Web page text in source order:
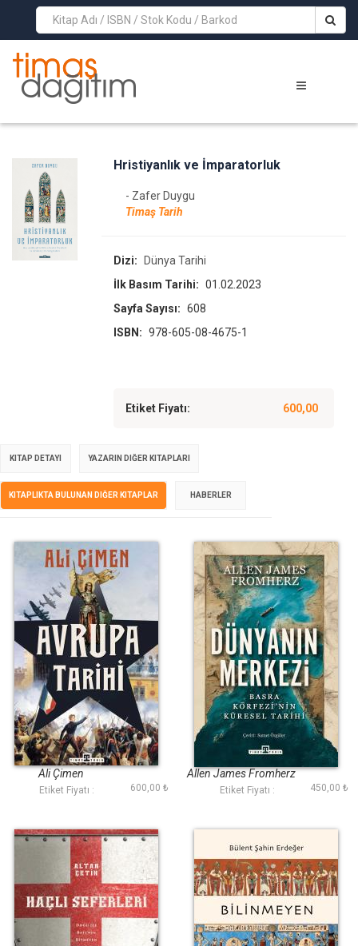
>
Hristiyanlık ve İmparatorluk
- Zafer Duygu
Timaş Tarih
Dizi:
Dünya Tarihi
İlk Basım Tarihi: 01.02.2023
Sayfa Sayısı: 608
ISBN: 978-605-08-4675-1
Etiket Fiyatı: 600,00
KITAP DETAYI YAZARIN DIĞER KITAPLARI
KITAPLIKTA BULUNAN DIĞER KITAPLAR HABERLER
Avrupa Tarihi
Ali Çimen
Etiket Fiyatı : 600,00 ₺
Dünyanın Merkezi
Taş Devrinden
Günümüze Basra
Körfezi nin Küresel
Tarihi
Allen James Fromherz
Etiket Fiyatı : 450,00 ₺